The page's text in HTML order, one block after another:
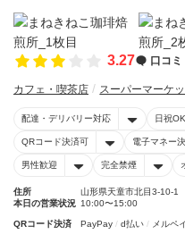
3.27 口コミ
カフェ・喫茶店 スーパーマーケ
配達・デリバリー対応 日祝OK
QRコード決済可 電子マネー
男性歓迎 完全禁煙
住所
山形県天童市北目3-10-1
本日の営業状況 10:00〜15:00
QRコード決済 PayPay d払い メルペイ